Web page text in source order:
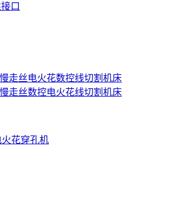
口
走丝电火花数控线切割机床
走丝数控电火花线切割机床
花穿孔机